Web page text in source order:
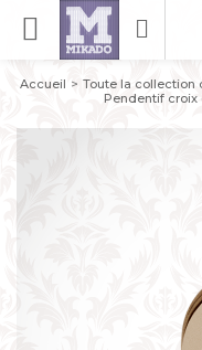
Accueil Toute la collection
Pendentif croix